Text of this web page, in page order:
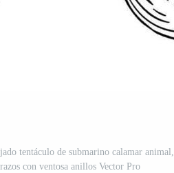
tentáculo de submarino calamar animal,
con ventosa anillos Vector Pro